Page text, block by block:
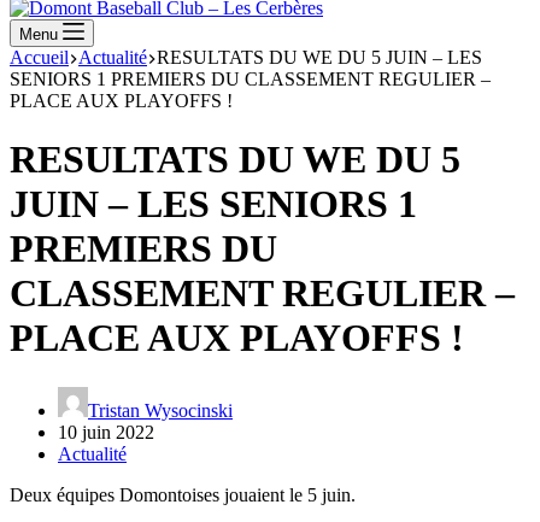
Menu
Accueil Actualité RESULTATS DU WE DU 5 JUIN – LES
SENIORS 1 PREMIERS DU CLASSEMENT REGULIER –
PLACE AUX PLAYOFFS !
RESULTATS DU WE DU 5
JUIN – LES SENIORS 1
PREMIERS DU
CLASSEMENT REGULIER –
PLACE AUX PLAYOFFS !
Tristan Wysocinski
10 juin 2022
Actualité
Deux équipes Domontoises jouaient le 5 juin.